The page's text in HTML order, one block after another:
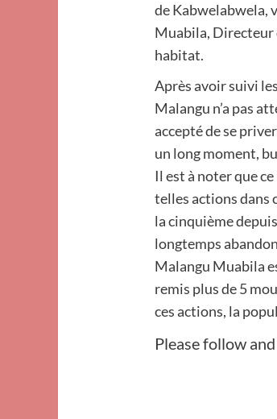
de Kabwelabwela,
Muabila, Directeur
habitat.
Après avoir suivi
Malangu n’a pas
accepté de se
un long moment,
Il est à noter que
telles actions dans
la cinquième
longtemps
Malangu Muabila
remis plus de 5
ces actions, la
Please follow